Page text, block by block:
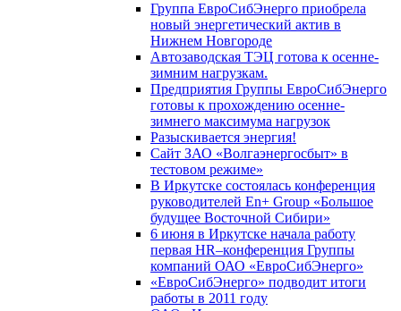
Группа ЕвроСибЭнерго приобрела
новый энергетический актив в
Нижнем Новгороде
Автозаводская ТЭЦ готова к осенне-
зимним нагрузкам.
Предприятия Группы ЕвроСибЭнерго
готовы к прохождению осенне-
зимнего максимума нагрузок
Разыскивается энергия!
Сайт ЗАО «Волгаэнергосбыт» в
тестовом режиме»
В Иркутске состоялась конференция
руководителей En+ Group «Большое
будущее Восточной Сибири»
6 июня в Иркутске начала работу
первая HR–конференция Группы
компаний ОАО «ЕвроСибЭнерго»
«ЕвроСибЭнерго» подводит итоги
работы в 2011 году